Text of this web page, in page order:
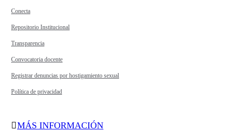
Conecta
Repositorio Institucional
Transparencia
Convocatoria docente
Registrar denuncias por hostigamiento sexual
Política de privacidad
MÁS INFORMACIÓN